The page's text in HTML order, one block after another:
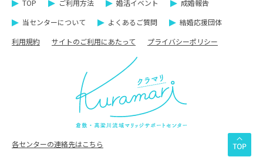
各センターの連絡先はこちら
TOP ご利⽤方法 婚活イベント
成婚報告
当センターについて
よくあるご質問
結婚応援団体
利用規約
サイトのご利用にあたって プライバシーポリシー